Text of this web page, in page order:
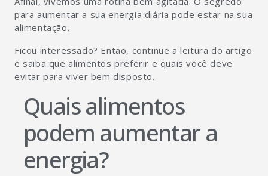
para aumentar a sua energia diária pode estar na sua
alimentação.
Ficou interessado? Então, continue a leitura do artigo
e saiba que alimentos preferir e quais você deve
evitar para viver bem disposto.
Quais alimentos
podem aumentar a
energia?